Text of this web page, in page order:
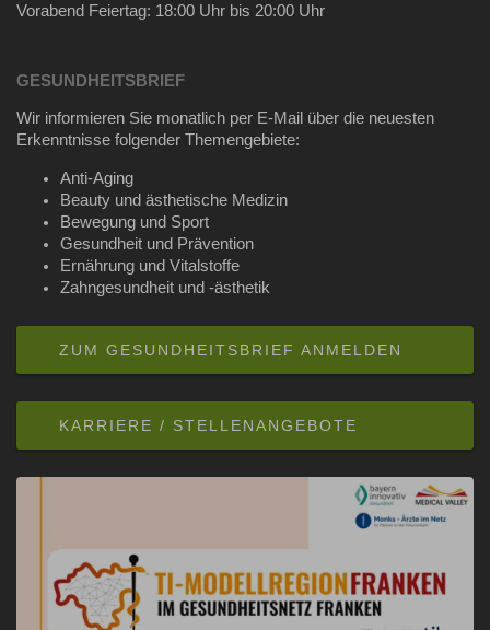
Vorabend Feiertag: 18:00 Uhr bis 20:00 Uhr
GESUNDHEITSBRIEF
Wir informieren Sie monatlich per E-Mail über die neuesten
Erkenntnisse folgender Themengebiete:
Anti-Aging
Beauty und ästhetische Medizin
Bewegung und Sport
Gesundheit und Prävention
Ernährung und Vitalstoffe
Zahngesundheit und -ästhetik
ZUM GESUNDHEITSBRIEF ANMELDEN
KARRIERE / STELLENANGEBOTE